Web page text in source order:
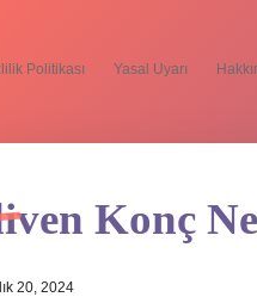
Politikası Yasal Uyarı
Konç
20, 2024